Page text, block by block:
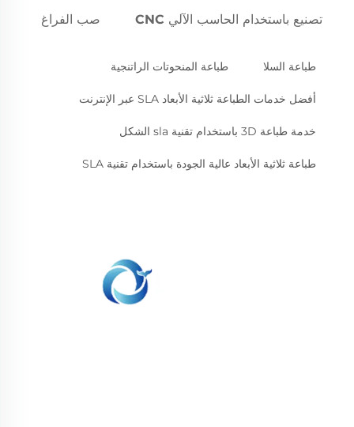
تصنيع باستخدام الحاسب الآلي CNC صب الفراغ
طباعة السلا طباعة المنحوتات الراتنجية
أفضل خدمات الطباعة ثلاثية الأبعاد SLA عبر الإنترنت
خدمة طباعة 3D باستخدام تقنية sla الشكل
طباعة ثلاثية الأبعاد عالية الجودة باستخدام تقنية SLA